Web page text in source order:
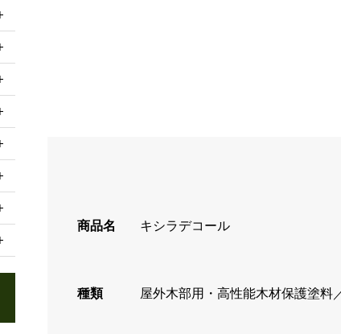
商品名 キシラデコール
種類 屋外木部用・高性能木材保護塗料